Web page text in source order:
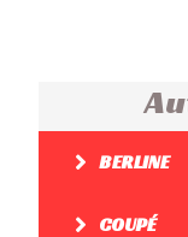
BERLINE
COUPÉ